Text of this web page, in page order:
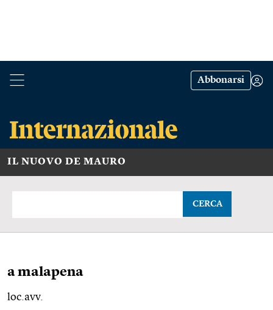
Abbonarsi
IL NUOVO DE MAURO
CERCA
a malapena
loc.avv.